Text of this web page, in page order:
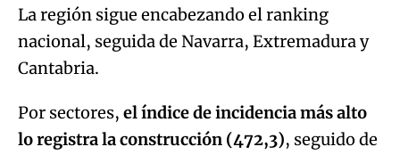
La región sigue encabezando el ranking
nacional, seguida de Navarra, Extremadura y
Cantabria.
Por sectores, el índice de incidencia más alto
lo registra la construcción (472,3), seguido de